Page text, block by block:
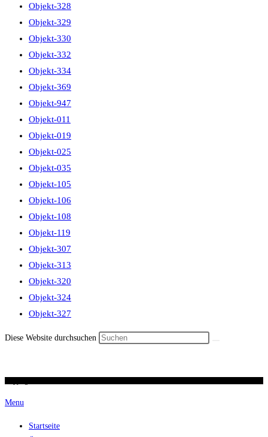
Objekt-328
Objekt-329
Objekt-330
Objekt-332
Objekt-334
Objekt-369
Objekt-947
Objekt-011
Objekt-019
Objekt-025
Objekt-035
Objekt-105
Objekt-106
Objekt-108
Objekt-119
Objekt-307
Objekt-313
Objekt-320
Objekt-324
Objekt-327
Diese Website durchsuchen
Menu
Startseite